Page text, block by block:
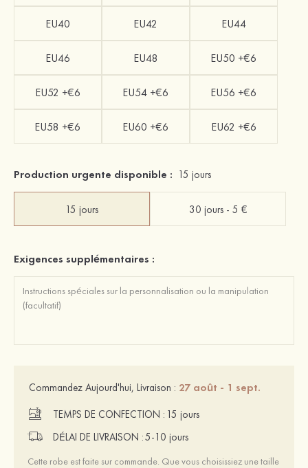
EU40 EU42 EU44
EU46 EU48 EU50 +€6
EU52 +€6 EU54 +€6 EU56 +€6
EU58 +€6 EU60 +€6 EU62 +€6
Production urgente disponible : 15 jours
15 jours 30 jours - 5 €
Exigences supplémentaires :
Commandez Aujourd'hui, Livraison : 27 août - 1 sept.
TEMPS DE CONFECTION : 15 jours
DÉLAI DE LIVRAISON :5-10 jours
Cette robe est faite sur commande. Que vous choisissiez une taille